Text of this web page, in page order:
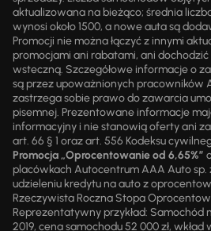
aktualizowana na bieżąco; średnia
wynosi około 1500, a nowe auta są
Promocji nie można łączyć z innymi
promocjami ani rabatami, ani
wsteczną. Szczegółowe informacje o
są przez upoważnionych pracowników
zastrzega sobie prawo do zawarcia
pisemnej. Prezentowane informacje
informacyjny i nie stanowią oferty ani
art. 66 § 1 oraz art. 556 Kodeksu
Promocja „Oprocentowanie od 6,65%”
placówkach Autocentrum AAA Auto sp.
udzieleniu kredytu na auto z
Rzeczywista Roczna Stopa
Reprezentatywny przykład: Samochód
2019, cena samochodu 52 000 zł, wkład